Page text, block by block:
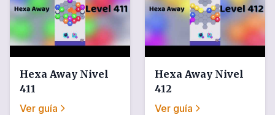
Hexa Away Nivel
411
Ver guía
Hexa Away Nivel
412
Ver guía